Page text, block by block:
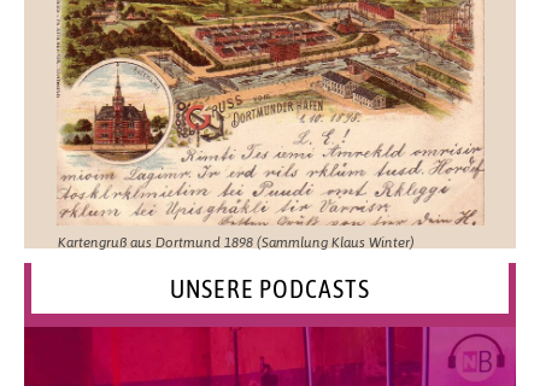
Kartengruß aus Dortmund 1898 (Sammlung Klaus Winter)
UNSERE PODCASTS